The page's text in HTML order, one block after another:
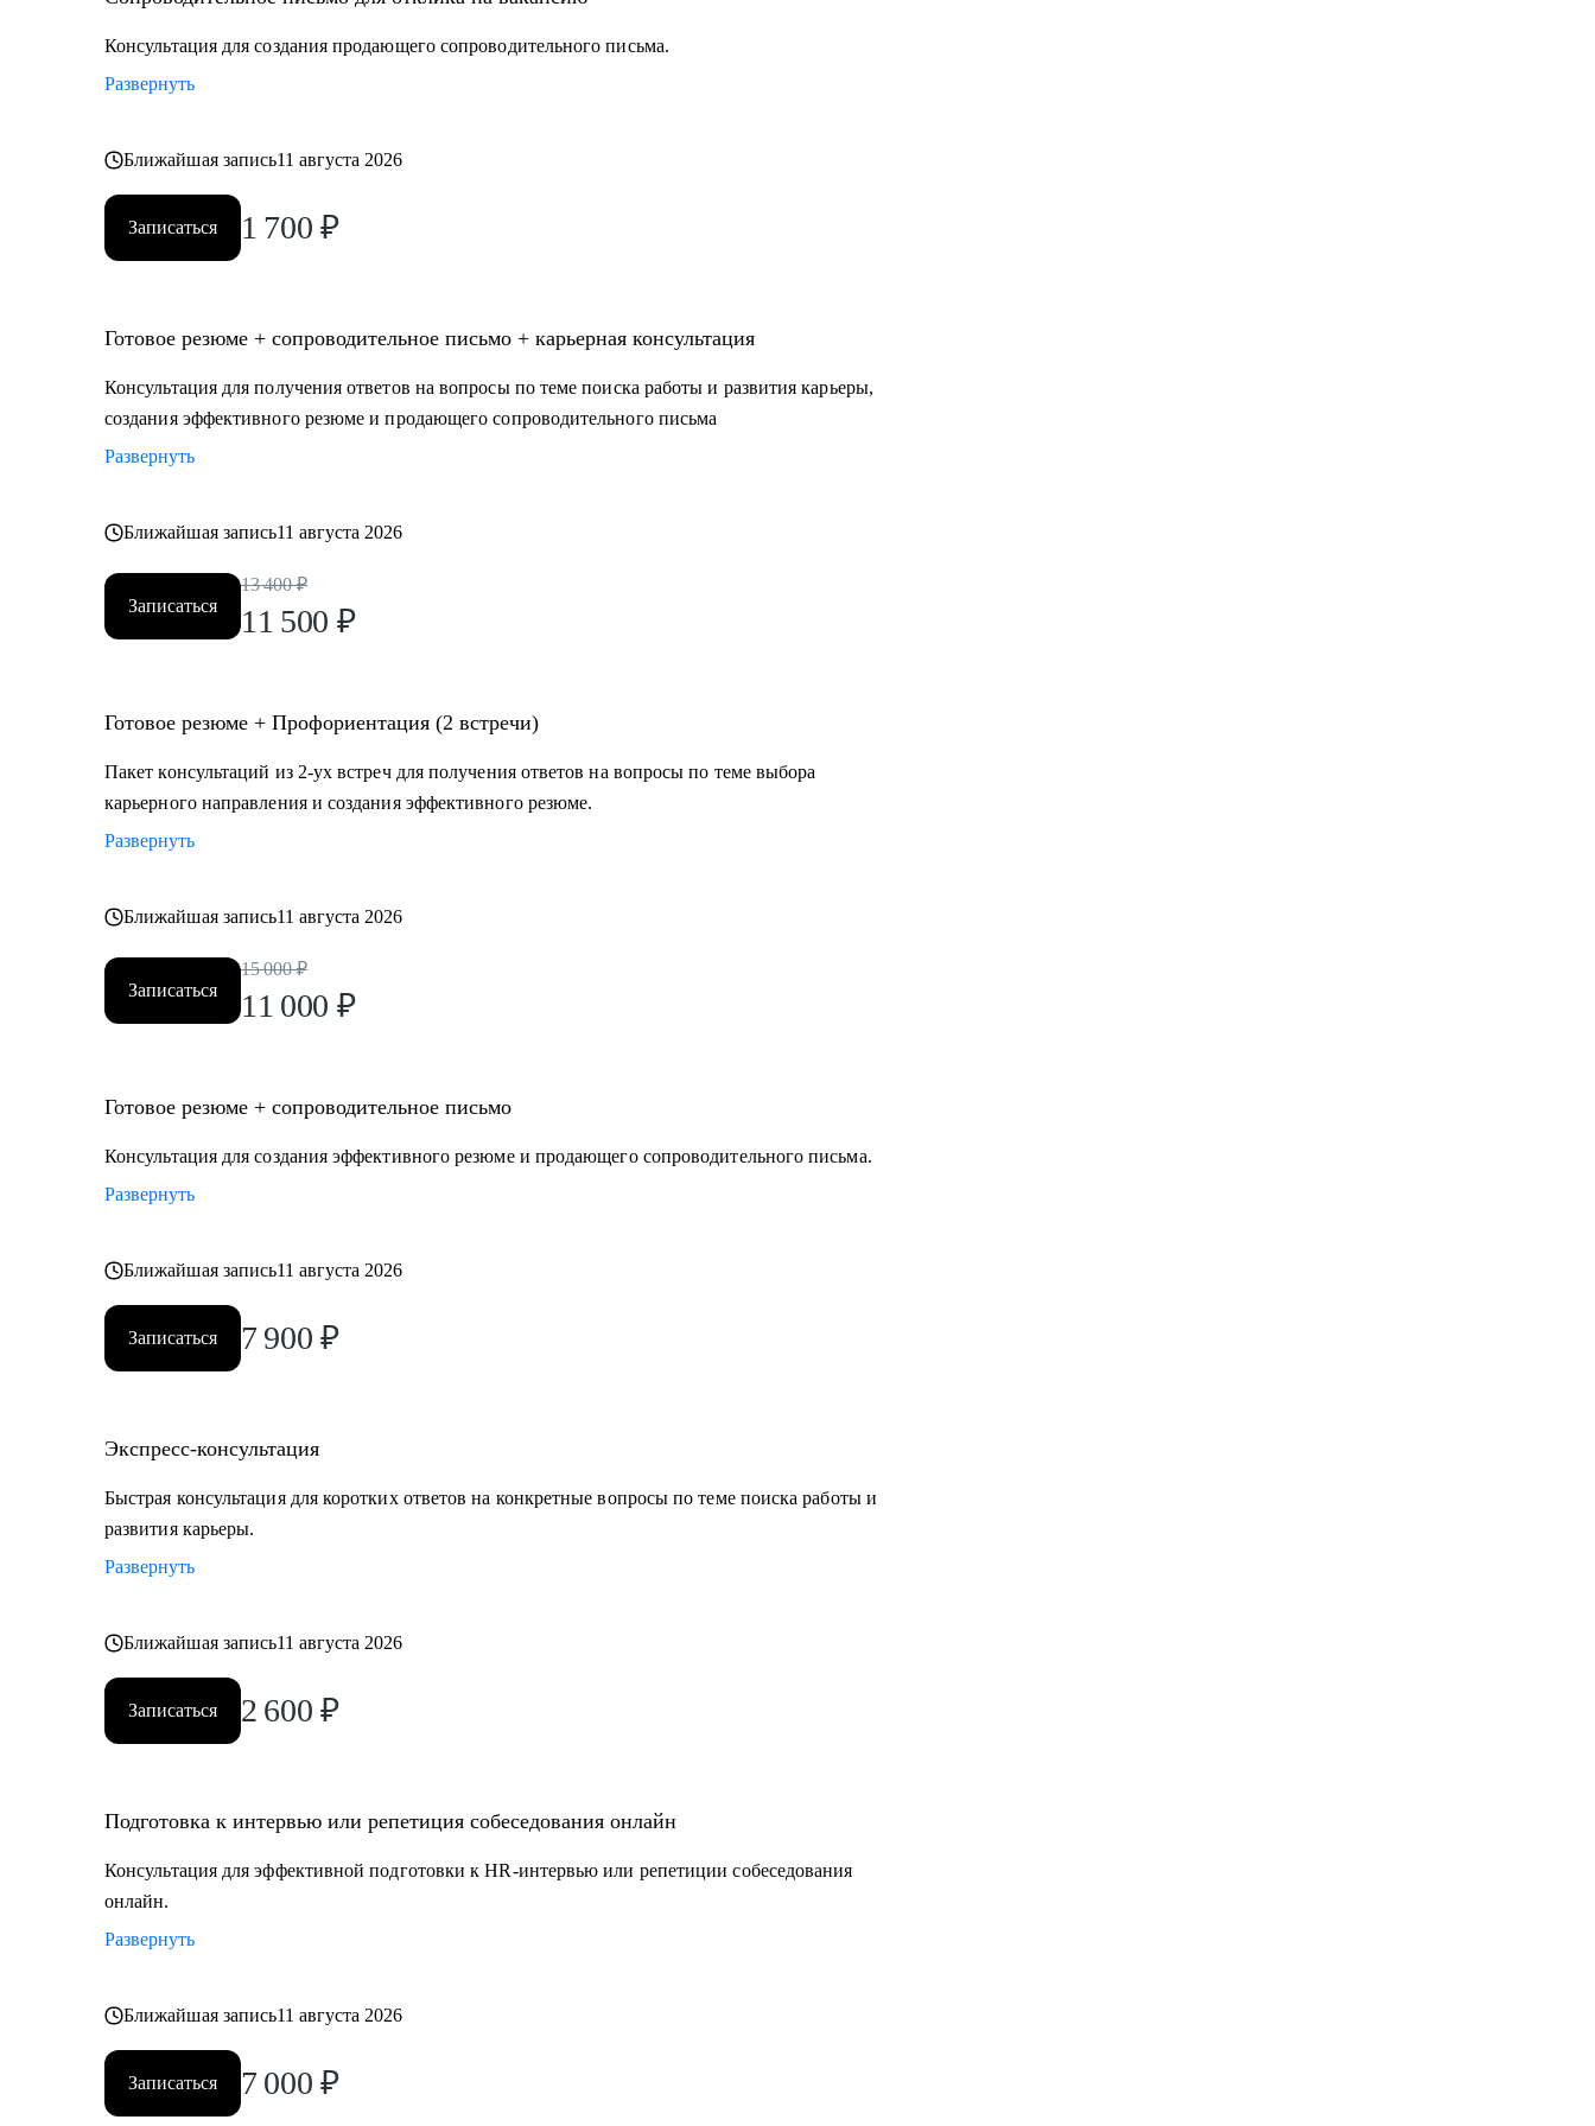
• медицина (не фарма)
• образование
• бьюти-индустрия (индустрия красоты)
• административный персонал
• продажи
• спорт
• HoReCa (индустрия гостеприимства)
Консультация для создания продающего сопроводительного письма.
Развернуть
Ближайшая запись11 августа 2026
Записаться 1 700 ₽
Готовое резюме + сопроводительное письмо + карьерная консультация
Консультация для получения ответов на вопросы по теме поиска работы и развития карьеры,
создания эффективного резюме и продающего сопроводительного письма
Развернуть
Ближайшая запись11 августа 2026
Записаться
13 400 ₽
11 500 ₽
Готовое резюме + Профориентация (2 встречи)
Пакет консультаций из 2-ух встреч для получения ответов на вопросы по теме выбора
карьерного направления и создания эффективного резюме.
Развернуть
Ближайшая запись11 августа 2026
Записаться
15 000 ₽
11 000 ₽
Готовое резюме + сопроводительное письмо
Консультация для создания эффективного резюме и продающего сопроводительного письма.
Развернуть
Ближайшая запись11 августа 2026
Записаться 7 900 ₽
Экспресс-консультация
Быстрая консультация для коротких ответов на конкретные вопросы по теме поиска работы и
развития карьеры.
Развернуть
Ближайшая запись11 августа 2026
Записаться 2 600 ₽
Подготовка к интервью или репетиция собеседования онлайн
Консультация для эффективной подготовки к HR-интервью или репетиции собеседования
онлайн.
Развернуть
Ближайшая запись11 августа 2026
Записаться 7 000 ₽